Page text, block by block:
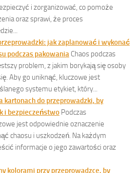
i zorganizować, co pomoże
oraz sprawi, że proces
jak zaplanować i wykonać
podczas pakowania Chaos podczas
problem, z jakim borykają się osoby
Aby go uniknąć, kluczowe jest
systemu etykiet, który...
kartonach do przeprowadzki, by
i bezpieczeństwo Podczas
jest odpowiednie oznaczenie
chaosu i uszkodzeń. Na każdym
informacje o jego zawartości oraz
kolorami przy przeprowadzce, by